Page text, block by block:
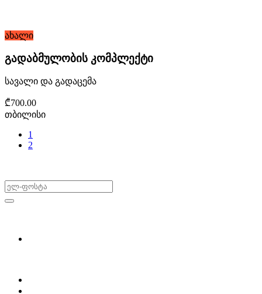
ახალი
გადაბმულობის კომპლექტი
სავალი და გადაცემა
₾700.00
თბილისი
1
2